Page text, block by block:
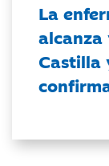
La
alcanza
Castilla